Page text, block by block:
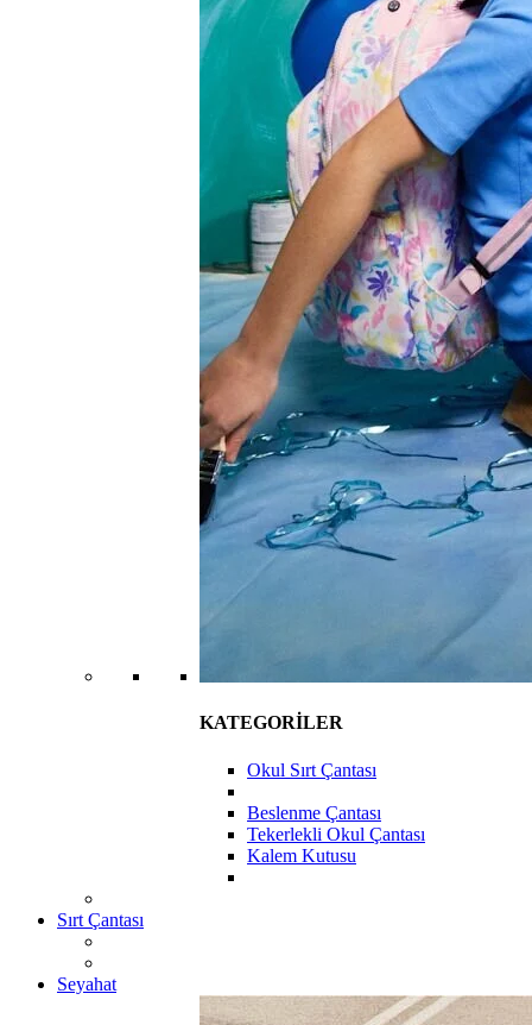
KATEGORİLER
Okul Sırt Çantası
Beslenme Çantası
Tekerlekli Okul Çantası
Kalem Kutusu
Sırt Çantası
Seyahat